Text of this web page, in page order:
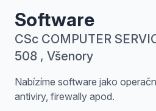
Software
CSc COMPUTER
508 , Všenory
Nabízíme software jako
antiviry, firewally apod.